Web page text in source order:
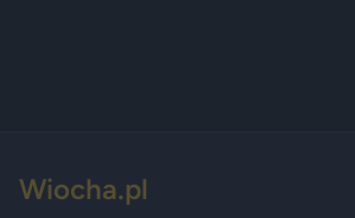
Wiocha.pl